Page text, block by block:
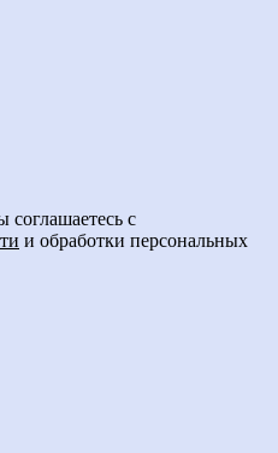
соглашаетесь с
и обработки персональных